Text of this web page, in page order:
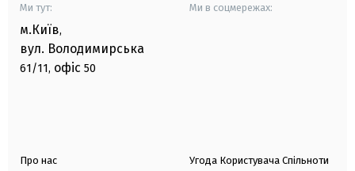
Ми тут:
м.Київ,
вул. Володимирська
61/11, офіс 50
Ми в соцмережах:
Про нас Угода Користувача Спільноти